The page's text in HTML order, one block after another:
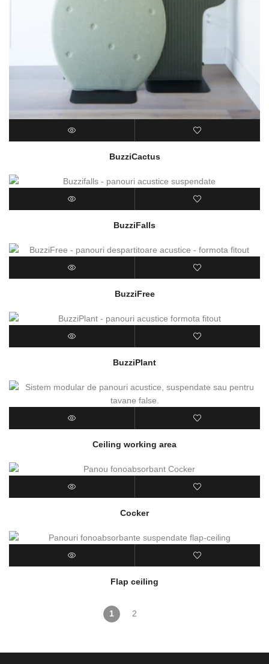
BuzziCactus
BuzziFalls
BuzziFree
BuzziPlant
Ceiling working area
Cocker
Flap ceiling
1 2